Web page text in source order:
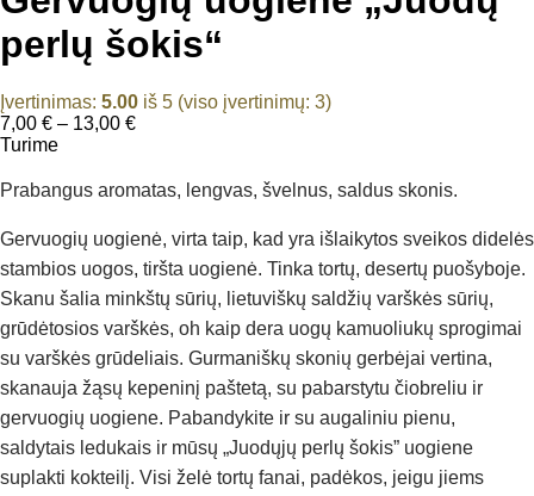
perlų šokis“
Įvertinimas: 5.00 iš 5 (viso įvertinimų: 3)
7,00 € – 13,00 €Price
through
Turime
Prabangus aromatas, lengvas, švelnus, saldus skonis.
Gervuogių uogienė, virta taip, kad yra išlaikytos sveikos didelės
stambios uogos, tiršta uogienė. Tinka tortų, desertų puošyboje.
Skanu šalia minkštų sūrių, lietuviškų saldžių varškės sūrių,
grūdėtosios varškės, oh kaip dera uogų kamuoliukų sprogimai
su varškės grūdeliais. Gurmaniškų skonių gerbėjai vertina,
skanauja žąsų kepeninį paštetą, su pabarstytu čiobreliu ir
gervuogių uogiene. Pabandykite ir su augaliniu pienu,
saldytais ledukais ir mūsų „Juodųjų perlų šokis” uogiene
suplakti kokteilį. Visi želė tortų fanai, padėkos, jeigu jiems